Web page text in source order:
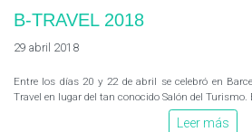
B-TRAVEL 2018
29 abril 2018
Entre los días 20 y 22 de abril se celebró en
Travel en lugar del tan conocido Salón del
Leer más